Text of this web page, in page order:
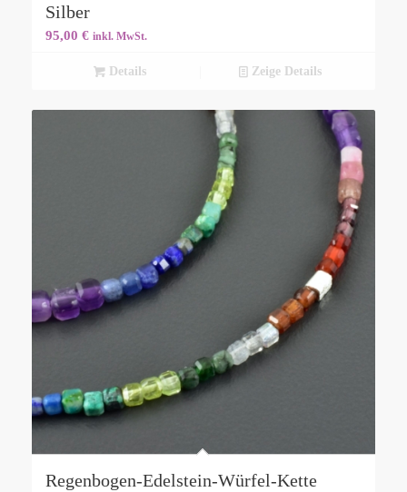
Silber
95,00 € inkl. MwSt.
Details Zeige Details
Regenbogen-Edelstein-Würfel-Kette